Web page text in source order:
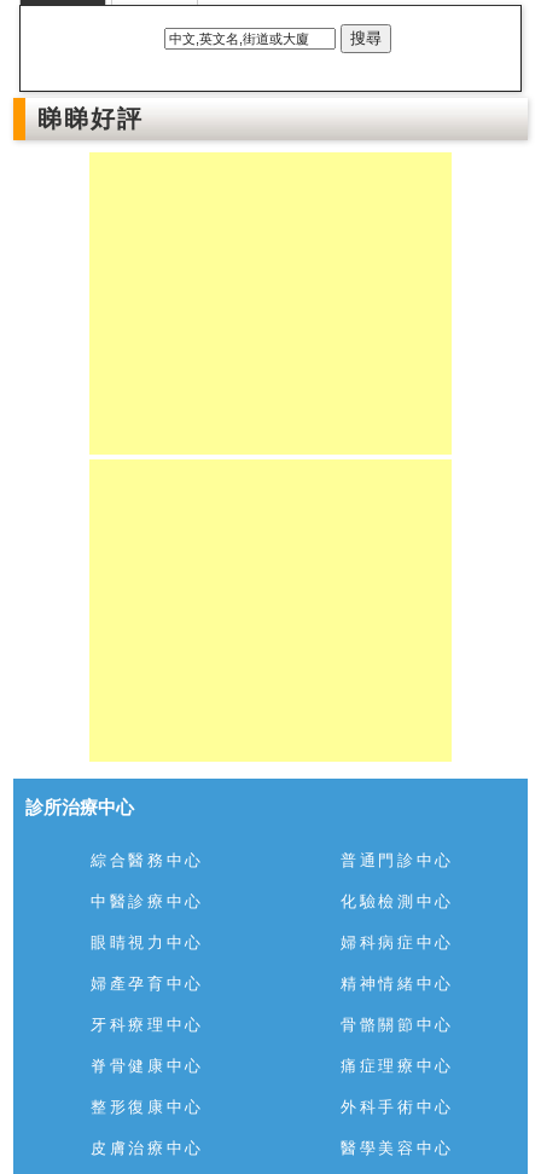
睇睇好評
診所治療中心
綜合醫務中心 普通門診中心
中醫診療中心 化驗檢測中心
眼睛視力中心 婦科病症中心
婦產孕育中心 精神情緒中心
牙科療理中心 骨骼關節中心
脊骨健康中心 痛症理療中心
整形復康中心 外科手術中心
皮膚治療中心 醫學美容中心